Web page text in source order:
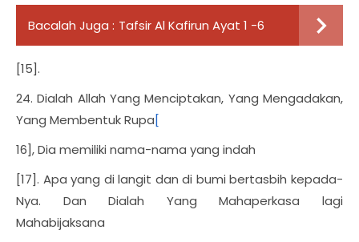
Bacalah Juga : Tafsir Al Kafirun Ayat 1 -6
[15].
24. Dialah Allah Yang Menciptakan, Yang Mengadakan,
Yang Membentuk Rupa[
16], Dia memiliki nama-nama yang indah
[17]. Apa yang di langit dan di bumi bertasbih kepada-
Nya. Dan Dialah Yang Mahaperkasa lagi
Mahabijaksana